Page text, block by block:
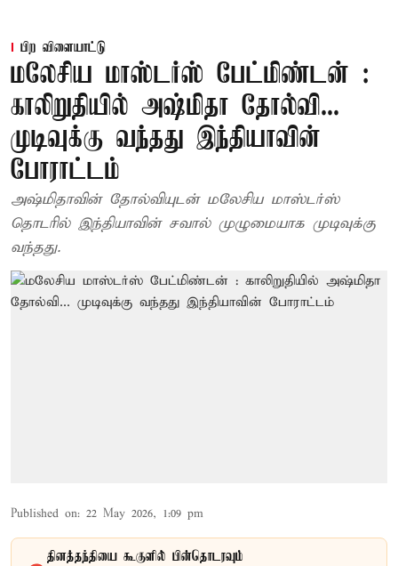
பிற விளையாட்டு
மலேசிய மாஸ்டர்ஸ் பேட்மிண்டன் :
காலிறுதியில் அஷ்மிதா தோல்வி...
முடிவுக்கு வந்தது இந்தியாவின்
போராட்டம்
அஷ்மிதாவின் தோல்வியுடன் மலேசிய மாஸ்டர்ஸ்
தொடரில் இந்தியாவின் சவால் முழுமையாக முடிவுக்கு
வந்தது.
Published on: 22 May 2026, 1:09 pm
தினத்தந்தியை கூகுளில் பின்தொடரவும்